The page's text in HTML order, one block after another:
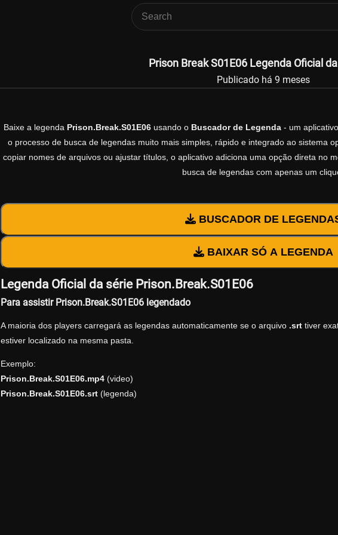
Prison Break S01E06 Legenda Oficial
Publicado há 9 meses
Baixe a legenda Prison.Break.S01E06 usando o Buscador de Legenda - um
o processo de busca de legendas muito mais simples, rápido e integrado ao sistema
copiar nomes de arquivos ou ajustar títulos, o aplicativo adiciona uma opção direta no
busca de legendas com apenas um
BUSCADOR DE
BAIXAR SÓ A LEGENDA
Legenda Oficial da série Prison.Break.S01E06
Para assistir Prison.Break.S01E06 legendado
A maioria dos players carregará as legendas automaticamente se o arquivo .srttiver
estiver localizado na mesma pasta.
Exemplo:
Prison.Break.S01E06.mp4(video)
Prison.Break.S01E06.srt(legenda)